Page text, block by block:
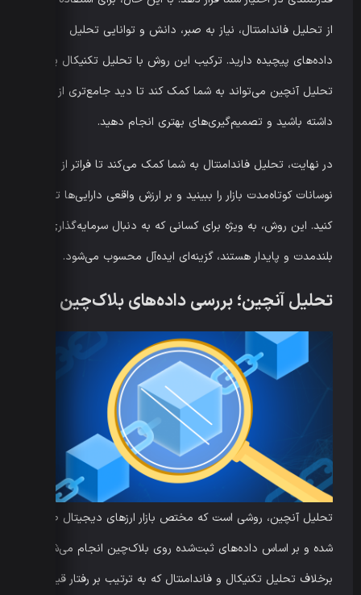
از تحلیل فاندامنتال، نیاز به صبر، دانش و توانایی تحلیل
داده‌های پیچیده دارید. ترکیب این روش با تحلیل تکنیکال یا
تحلیل آنچین می‌تواند به شما کمک کند تا دید جامع‌تری از بازار
داشته باشید و تصمیم‌گیری‌های بهتری انجام دهید.
در نهایت، تحلیل فاندامنتال به شما کمک می‌کند تا فراتر از
نوسانات کوتاه‌مدت بازار را ببینید و بر ارزش واقعی دارایی‌ها تمرکز
کنید. این روش، به ویژه برای کسانی که به دنبال سرمایه‌گذاری‌های
بلندمدت و پایدار هستند، گزینه‌ای ایده‌آل محسوب می‌شود.
تحلیل آنچین؛ بررسی داده‌های بلاک‌چین
تحلیل آنچین، روشی است که مختص بازار ارزهای دیجیتال طراحی
شده و بر اساس داده‌های ثبت‌شده روی بلاک‌چین انجام می‌شود.
برخلاف تحلیل تکنیکال و فاندامنتال که به ترتیب بر رفتار قیمت و